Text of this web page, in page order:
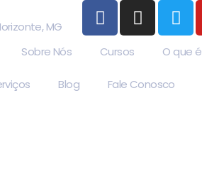
MG
Sobre Nós Cursos O que é
Blog Fale Conosco